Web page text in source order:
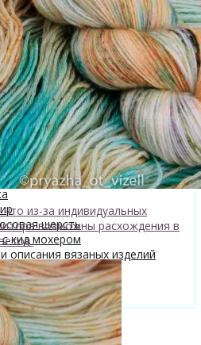
20% нейлон
75% Меринос 25% Нейлон,
100г
50% шелк 50% меринос
100гНовинка!
100% буретный шелк,
100г
100%
+
шерсть
кид мохером
описания вязаных изделий
+
пряжи
из-за индивидуальных
возможны расхождения в